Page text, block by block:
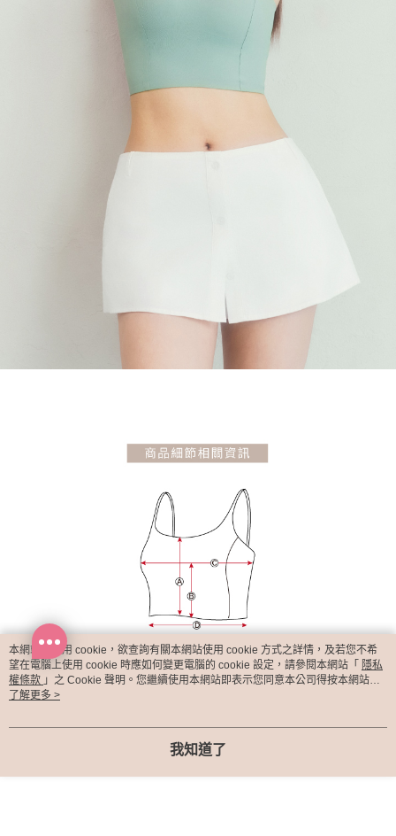
本網站中使用 cookie，欲查詢有關本網站使用 cookie 方式之詳情，及若您不希
望在電腦上使用 cookie 時應如何變更電腦的 cookie 設定，請參閱本網站「 隱私
權條款 」之 Cookie 聲明。您繼續使用本網站即表示您同意本公司得按本網站使
用條款之 Cookie 聲明使用 cookie。
了解更多 >
我知道了